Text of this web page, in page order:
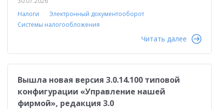
Налоги
Электронный документооборот
Системы налогообложения
Читать далее
Вышла новая версия 3.0.14.100 типовой
конфигурации «Управление нашей
фирмой», редакция 3.0